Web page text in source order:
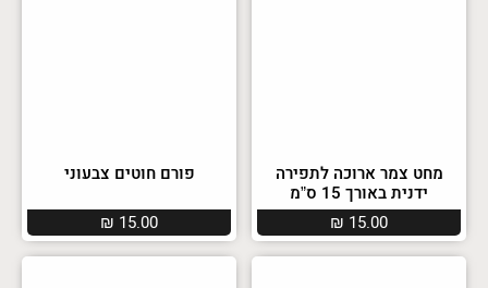
מחט צמר ארוכה לתפירה
ידנית באורך 15 ס”מ
₪ 15.00
פורם חוטים צבעוני
₪ 15.00